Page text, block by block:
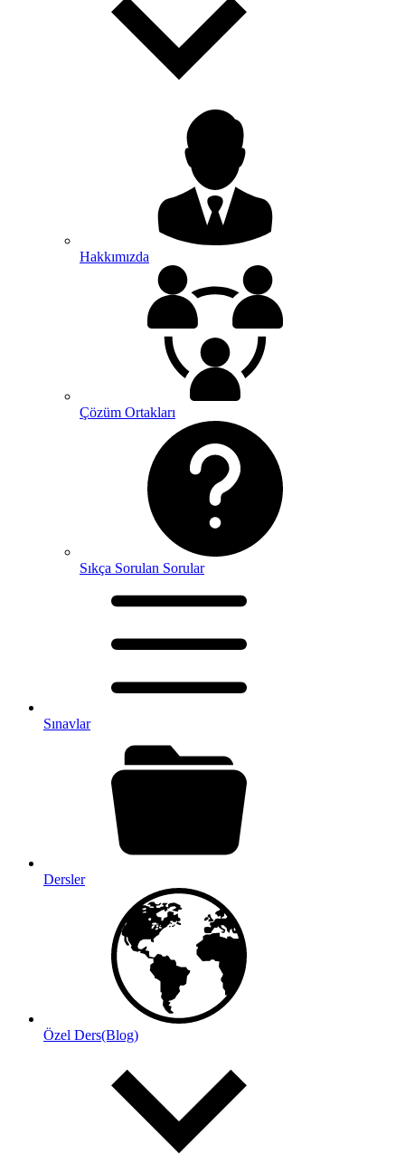
Hakkımızda
Çözüm Ortakları
Sıkça Sorulan Sorular
Sınavlar
Dersler
Özel Ders(Blog)